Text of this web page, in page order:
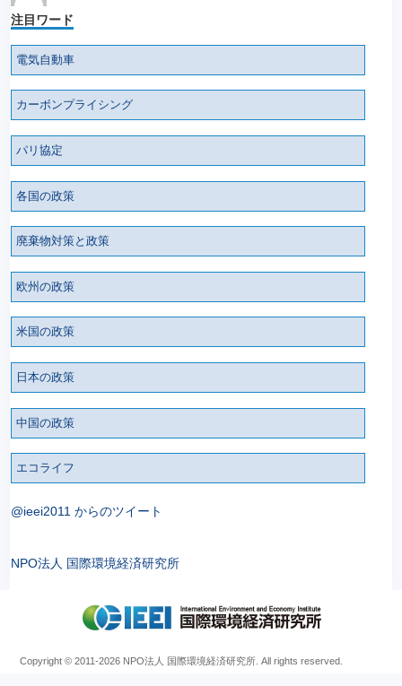
注目ワード
電気自動車
カーボンプライシング
パリ協定
各国の政策
廃棄物対策と政策
欧州の政策
米国の政策
日本の政策
中国の政策
エコライフ
@ieei2011 からのツイート
NPO法人 国際環境経済研究所
Copyright © 2011-2026 NPO法人 国際環境経済研究所. All rights reserved.